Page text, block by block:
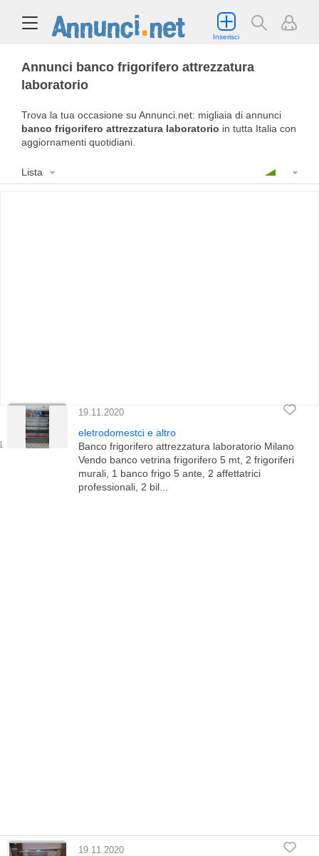
Inserisci
Annunci banco frigorifero attrezzatura
laboratorio
Trova la tua occasione su Annunci.net: migliaia di annunci
banco frigorifero attrezzatura laboratorio in tutta Italia con
aggiornamenti quotidiani.
Lista
19.11.2020
eletrodomestci e altro
Banco frigorifero attrezzatura laboratorio Milano
Vendo banco vetrina frigorifero 5 mt, 2 frigoriferi
murali, 1 banco frigo 5 ante, 2 affettatrici
professionali, 2 bil...
19.11.2020